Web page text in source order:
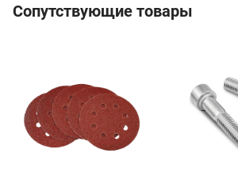
Сопутствующие товары